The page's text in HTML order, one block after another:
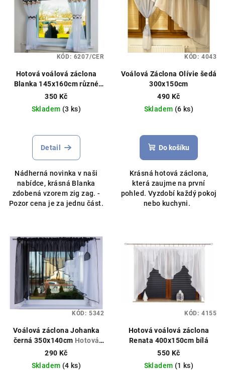
Hotová voálová záclona
Blanka 145x160cm různé
barvy
350 Kč
Skladem (3 ks)
hodnocení
produktu
z
5
hvězdiček.
Detail
Nádherná novinka v naši
nabídce, krásná Blanka
zdobená vzorem zig zag. -
Pozor cena je za jednu část.
KÓD: 6207/CER
Voálová Záclona Olívie šedá
300x150cm
490 Kč
Skladem (6 ks)
Do košíku
Krásná hotová záclona,
která zaujme na první
pohled. Vyzdobí každý pokoj
nebo kuchyni.
KÓD: 4043
Voálová záclona Johanka
černá 350x140cm Hotová
záclona, můžeme ušít na
290 Kč
Skladem (4 ks)
KÓD: 5342
Hotová voálová záclona
Renata 400x150cm bílá
550 Kč
Skladem (1 ks)
KÓD: 4155